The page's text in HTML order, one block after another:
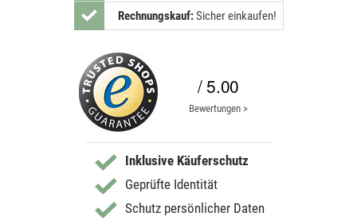
Rechnungskauf:Sicher einkaufen!
/ 5.00
Bewertungen >
Inklusive Käuferschutz
Geprüfte Identität
Schutz persönlicher Daten